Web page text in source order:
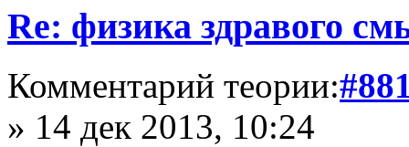
Re: физика здравого
Комментарий теории:
» 14 дек 2013, 10:24